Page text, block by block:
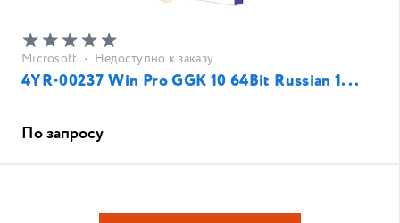
Microsoft • Недоступно к заказу
4YR-00237 Win Pro GGK 10 64Bit Russian 1...
По запросу